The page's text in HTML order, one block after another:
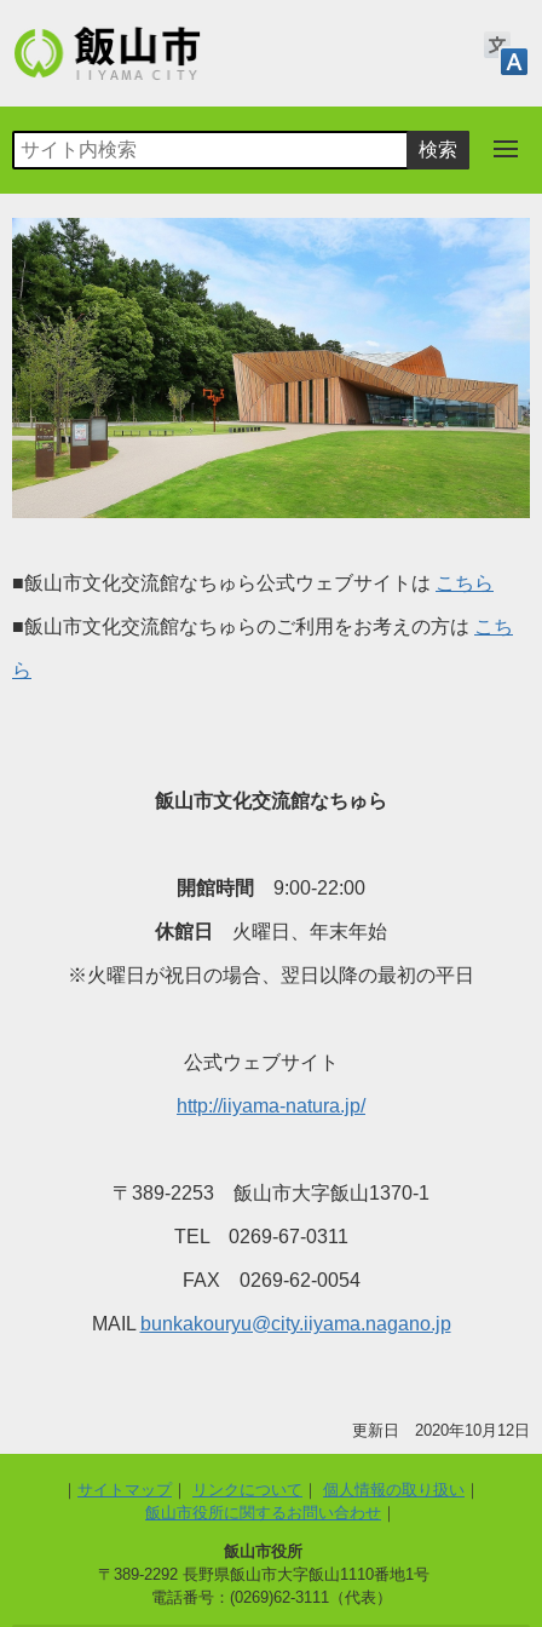
■飯山市文化交流館なちゅら公式ウェブサイトは こちら
■飯山市文化交流館なちゅらのご利用をお考えの方は こち
ら
飯山市文化交流館なちゅら
開館時間 9:00-22:00
休館日 火曜日、年末年始
※火曜日が祝日の場合、翌日以降の最初の平日
公式ウェブサイト
http://iiyama-natura.jp/
〒389-2253 飯山市大字飯山1370-1
TEL 0269-67-0311
FAX 0269-62-0054
MAIL bunkakouryu@city.iiyama.nagano.jp
更新日 2020年10月12日
サイトマップ リンクについて
個人情報の取り扱い
飯山市役所に関するお問い合わせ
飯山市役所
〒389-2292 長野県飯山市大字飯山1110番地1号
電話番号：(0269)62-3111（代表）